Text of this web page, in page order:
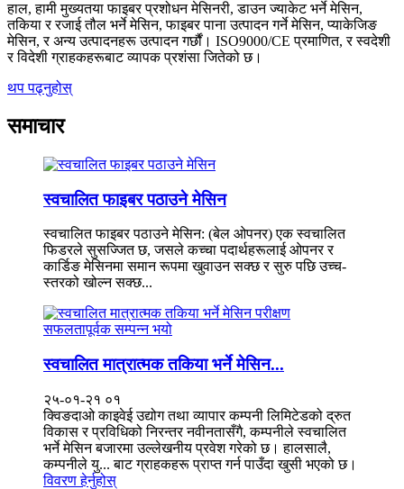
हाल, हामी मुख्यतया फाइबर प्रशोधन मेसिनरी, डाउन ज्याकेट भर्ने मेसिन,
तकिया र रजाई तौल भर्ने मेसिन, फाइबर पाना उत्पादन गर्ने मेसिन, प्याकेजिङ
मेसिन, र अन्य उत्पादनहरू उत्पादन गर्छौं। ISO9000/CE प्रमाणित, र स्वदेशी
र विदेशी ग्राहकहरूबाट व्यापक प्रशंसा जितेको छ।
थप पढ्नुहोस्
समाचार
स्वचालित फाइबर पठाउने मेसिन
स्वचालित फाइबर पठाउने मेसिन: (बेल ओपनर) एक स्वचालित
फिडरले सुसज्जित छ, जसले कच्चा पदार्थहरूलाई ओपनर र
कार्डिङ मेसिनमा समान रूपमा खुवाउन सक्छ र सुरु पछि उच्च-
स्तरको खोल्न सक्छ...
स्वचालित मात्रात्मक तकिया भर्ने मेसिन...
२५-०१-२१ ०१
क्विङदाओ काइवेई उद्योग तथा व्यापार कम्पनी लिमिटेडको द्रुत
विकास र प्रविधिको निरन्तर नवीनतासँगै, कम्पनीले स्वचालित
भर्ने मेसिन बजारमा उल्लेखनीय प्रवेश गरेको छ। हालसालै,
कम्पनीले यु... बाट ग्राहकहरू प्राप्त गर्न पाउँदा खुसी भएको छ।
विवरण हेर्नुहोस्